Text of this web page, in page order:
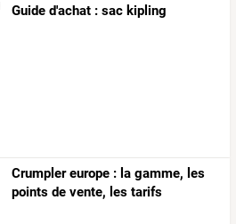
Guide d'achat : sac kipling
Crumpler europe : la gamme, les
points de vente, les tarifs